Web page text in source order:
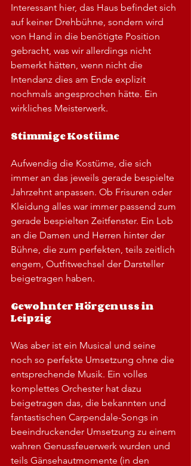
Interessant hier, das Haus befindet sich
auf keiner Drehbühne, sondern wird
von Hand in die benötigte Position
gebracht, was wir allerdings nicht
bemerkt hätten, wenn nicht die
Intendanz dies am Ende explizit
nochmals angesprochen hätte. Ein
wirkliches Meisterwerk.
Stimmige Kostüme
Aufwendig die Kostüme, die sich
immer an das jeweils gerade bespielte
Jahrzehnt anpassen. Ob Frisuren oder
Kleidung alles war immer passend zum
gerade bespielten Zeitfenster. Ein Lob
an die Damen und Herren hinter der
Bühne, die zum perfekten, teils zeitlich
engem, Outfitwechsel der Darsteller
beigetragen haben.
Gewohnter Hörgenuss in
Leipzig
Was aber ist ein Musical und seine
noch so perfekte Umsetzung ohne die
entsprechende Musik. Ein volles
komplettes Orchester hat dazu
beigetragen das, die bekannten und
fantastischen Carpendale-Songs in
beeindruckender Umsetzung zu einem
wahren Genussfeuerwerk wurden und
teils Gänsehautmomente (in den